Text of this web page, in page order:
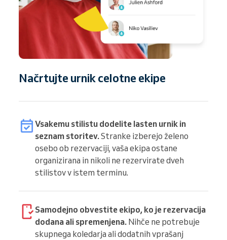
Načrtujte urnik celotne ekipe
Vsakemu stilistu dodelite lasten urnik in
seznam storitev.Stranke izberejo želeno
osebo ob rezervaciji, vaša ekipa ostane
organizirana in nikoli ne rezervirate dveh
stilistov v istem terminu.
Samodejno obvestite ekipo, ko je rezervacija
dodana ali spremenjena. Nihče ne potrebuje
skupnega koledarja ali dodatnih vprašanj